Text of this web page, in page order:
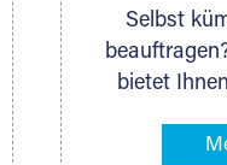
Selbst
bietet
besonders